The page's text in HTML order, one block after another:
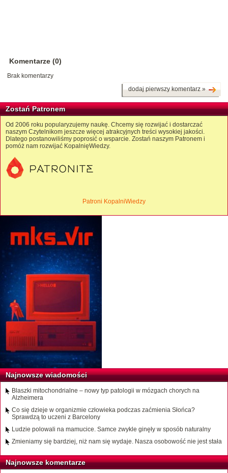
Komentarze (0)
Brak komentarzy
dodaj pierwszy komentarz »
Zostań Patronem
Od 2006 roku popularyzujemy naukę. Chcemy się rozwijać i dostarczać
naszym Czytelnikom jeszcze więcej atrakcyjnych treści wysokiej jakości.
Dlatego postanowiliśmy poprosić o wsparcie. Zostań naszym Patronem i
pomóż nam rozwijać KopalnięWiedzy.
Patroni KopalniWiedzy
Najnowsze wiadomości
Blaszki mitochondrialne – nowy typ patologii w mózgach chorych na
Alzheimera
Co się dzieje w organizmie człowieka podczas zaćmienia Słońca?
Sprawdzą to uczeni z Barcelony
Ludzie polowali na mamucice. Samce zwykle ginęły w sposób naturalny
Zmieniamy się bardziej, niż nam się wydaje. Nasza osobowość nie jest stała
Najnowsze komentarze